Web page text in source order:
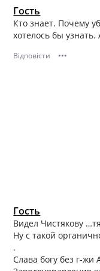
Гость
Кто знает. Почему
хотелось бы
Відповісти •••
Гость
Видел Чистякову
Ну с такой
.
Слава богу без г-жи